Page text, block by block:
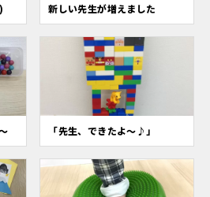
新しい先生が増えました
「先生、できたよ〜♪」